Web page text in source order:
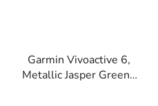
Garmin Vivoactive 6,
Metallic Jasper Green /